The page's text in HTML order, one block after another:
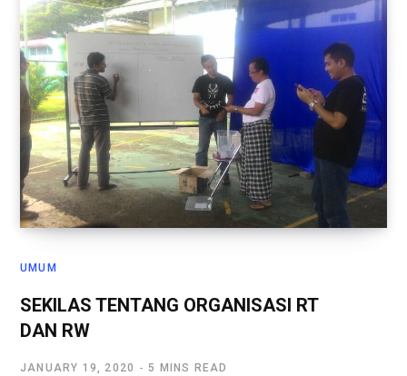
UMUM
SEKILAS TENTANG ORGANISASI RT
DAN RW
JANUARY 19, 2020 5 MINS READ